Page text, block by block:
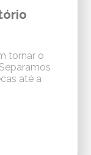
tornar o
até a